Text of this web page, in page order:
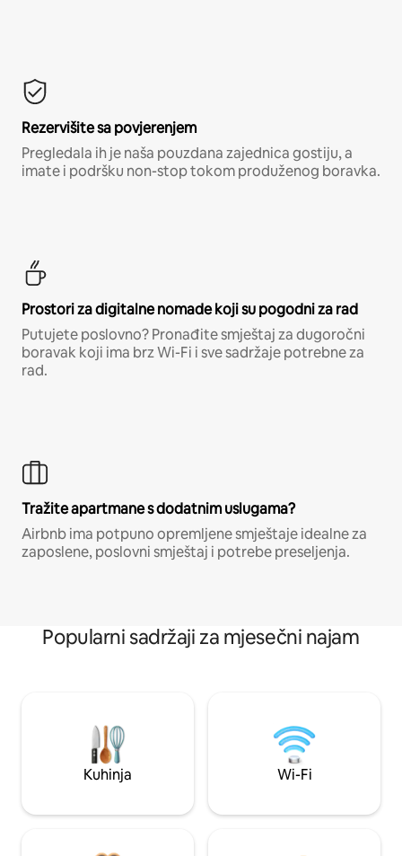
Rezervišite sa povjerenjem
Pregledala ih je naša pouzdana zajednica gostiju, a
imate i podršku non-stop tokom produženog boravka.
Prostori za digitalne nomade koji su pogodni za rad
Putujete poslovno? Pronađite smještaj za dugoročni
boravak koji ima brz Wi-Fi i sve sadržaje potrebne za
rad.
Tražite apartmane s dodatnim uslugama?
Airbnb ima potpuno opremljene smještaje idealne za
zaposlene, poslovni smještaj i potrebe preseljenja.
Popularni sadržaji za mjesečni najam
Kuhinja Wi-Fi